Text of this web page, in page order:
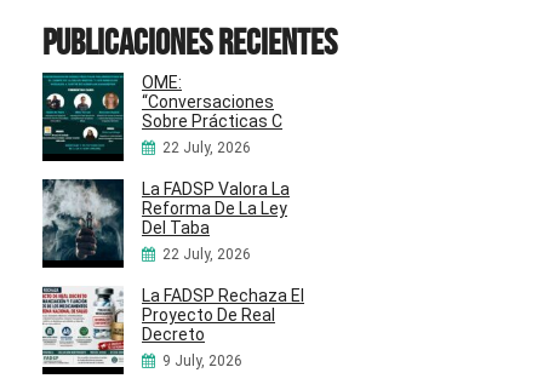
Publicaciones recientes
OME:
“Conversaciones
Sobre Prácticas C
22 July, 2026
La FADSP Valora La
Reforma De La Ley
Del Taba
22 July, 2026
La FADSP Rechaza El
Proyecto De Real
Decreto
9 July, 2026